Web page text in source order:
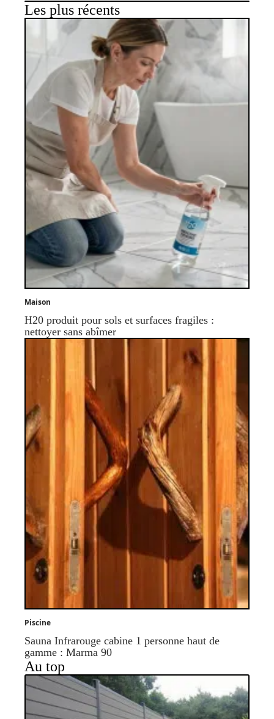
Les plus récents
Maison
H20 produit pour sols et surfaces fragiles :
nettoyer sans abîmer
Piscine
Sauna Infrarouge cabine 1 personne haut de
gamme : Marma 90
Au top